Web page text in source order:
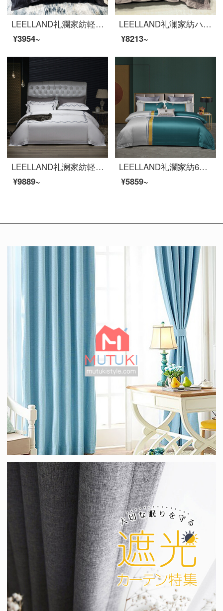
LEELLAND礼瀾家紡軽奢な100本のマカオ綿の綿の綿のサテンの花飾り用品4点セットの純綿のシーツ4点セットの羅浮1.5-1.8メートルのベッド/200*230 cm
¥3954~
LEELLAND礼澜家紡ハイエンド100本の馬綿シンプルな欧風刺繍の全綿の寝具4点セットの高品質の軽奢ベッド用品セットブランチ湖藍1.8-2.0メートルベッド/220*240 cm
¥8213~
LEELLAND礼澜家紡軽奢な花卉刺繍100本の綿刺繍ベッド用品4点セット5つ星ホテルサンプル間の純綿ベッドセットの維納-亮白1.5-1.8メートルベッド/200*230 cm
¥9889~
LEELLAND礼瀾家紡60本の綿の芸術刺繍の全綿の寝具四点セットの純綿の寝具セット吉祥緑1.8-2.0メートルのベッド/220*240 cm
¥5859~